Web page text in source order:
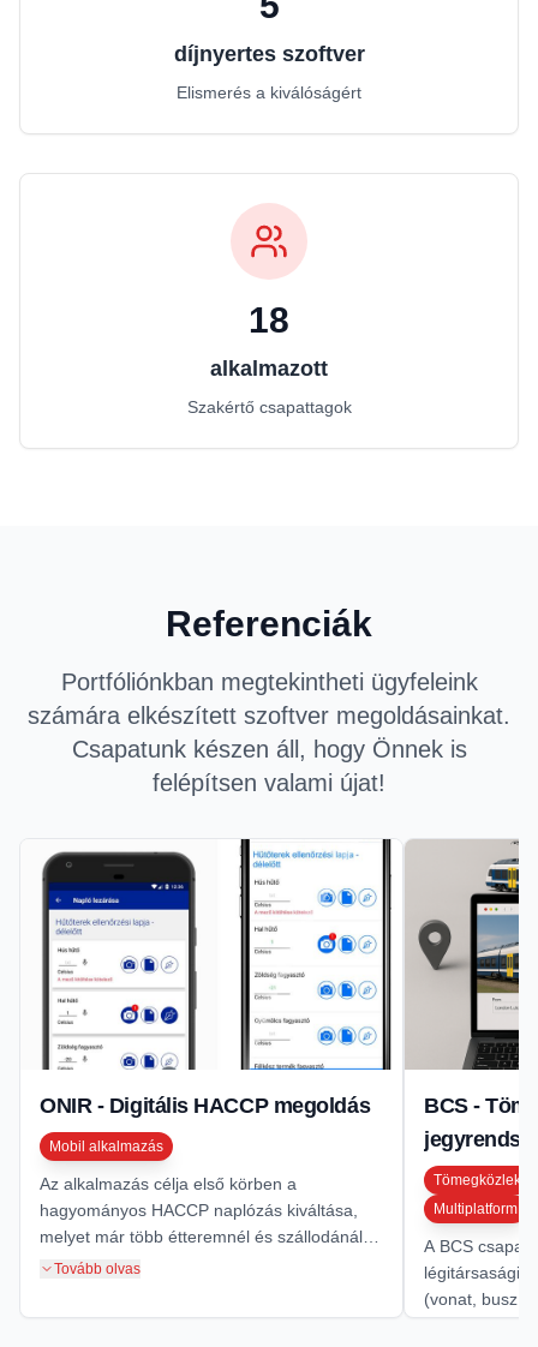
díjnyertes szoftver
Elismerés a kiválóságért
18
alkalmazott
Szakértő csapattagok
Referenciák
Portfóliónkban megtekintheti ügyfeleink
számára elkészített szoftver megoldásainkat.
Csapatunk készen áll, hogy Önnek is
felépítsen valami újat!
ONIR - Digitális HACCP megoldás
Mobil alkalmazás
Az alkalmazás célja első körben a
hagyományos HACCP naplózás kiváltása,
melyet már több étteremnél és szállodánál
sikeresen el is ért, de nem okoz gondot más
digitalizálása sem, például vasúti takarítási
Tovább olvas
BCS -
Multiplatform
A BCS
légitársasági,
(vonat, busz,